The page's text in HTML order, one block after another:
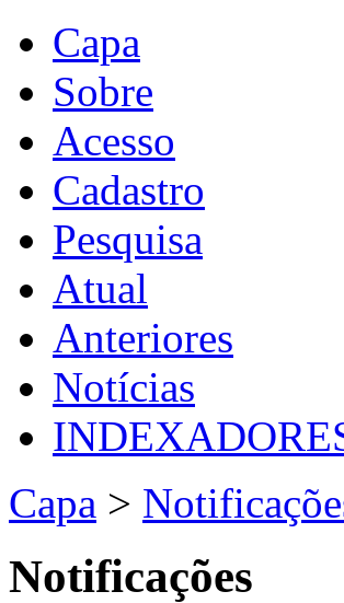
Capa
Sobre
Acesso
Cadastro
Pesquisa
Atual
Anteriores
Notícias
Capa >
Notificações